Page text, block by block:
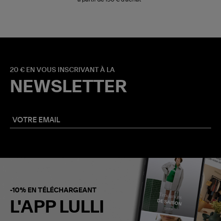
20 € EN VOUS INSCRIVANT À LA
NEWSLETTER
-10% EN TÉLÉCHARGEANT
L'APP LULLI